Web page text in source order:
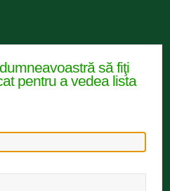
să fiţi
pentru a vedea lista